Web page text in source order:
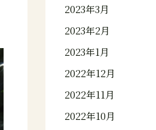
2023年3月
2023年2月
2023年1月
2022年12月
2022年11月
2022年10月